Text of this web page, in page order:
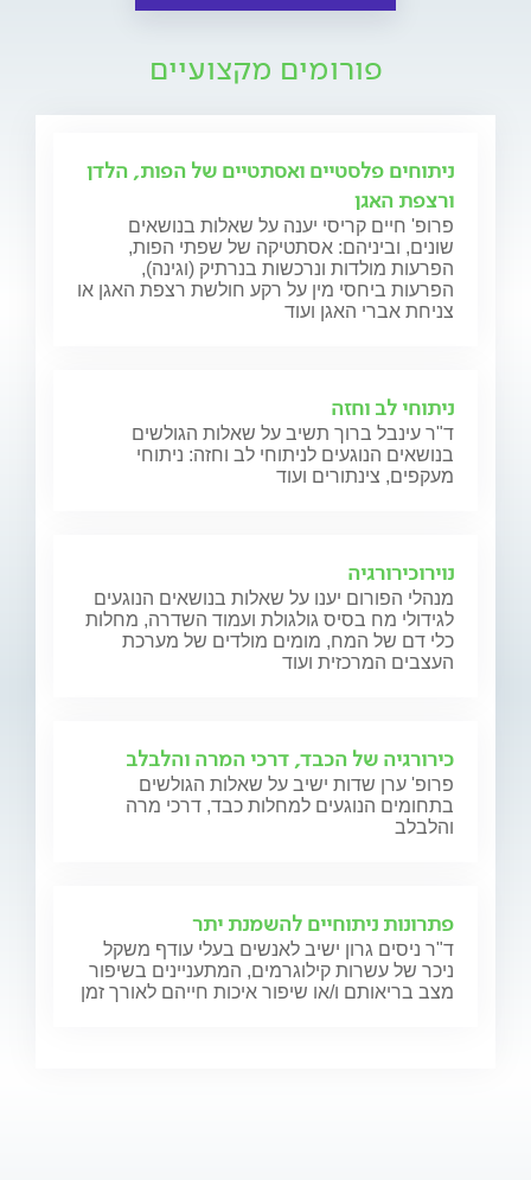
פורומים מקצועיים
ניתוחים פלסטיים ואסתטיים של הפות, הלדן
ורצפת האגן
פרופ' חיים קריסי יענה על שאלות בנושאים
שונים, וביניהם: אסתטיקה של שפתי הפות,
הפרעות מולדות ונרכשות בנרתיק (וגינה),
הפרעות ביחסי מין על רקע חולשת רצפת האגן או
צניחת אברי האגן ועוד
ניתוחי לב וחזה
ד"ר עינבל ברוך תשיב על שאלות הגולשים
בנושאים הנוגעים לניתוחי לב וחזה: ניתוחי
מעקפים, צינתורים ועוד
נוירוכירורגיה
מנהלי הפורום יענו על שאלות בנושאים הנוגעים
לגידולי מח בסיס גולגולת ועמוד השדרה, מחלות
כלי דם של המח, מומים מולדים של מערכת
העצבים המרכזית ועוד
כירורגיה של הכבד, דרכי המרה והלבלב
פרופ' ערן שדות ישיב על שאלות הגולשים
בתחומים הנוגעים למחלות כבד, דרכי מרה
והלבלב
פתרונות ניתוחיים להשמנת יתר
ד"ר ניסים גרון ישיב לאנשים בעלי עודף משקל
ניכר של עשרות קילוגרמים, המתעניינים בשיפור
מצב בריאותם ו/או שיפור איכות חייהם לאורך זמן